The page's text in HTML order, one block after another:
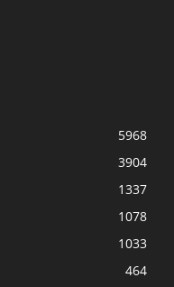
5968
3904
1337
1078
1033
464